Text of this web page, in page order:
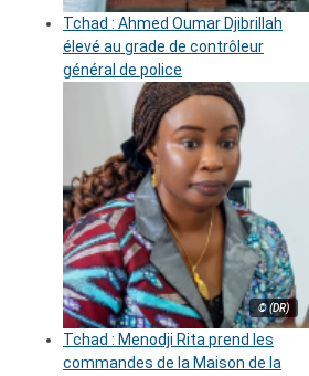
Tchad : Ahmed Oumar Djibrillah
élevé au grade de contrôleur
général de police
© (DR)
Tchad : Menodji Rita prend les
commandes de la Maison de la